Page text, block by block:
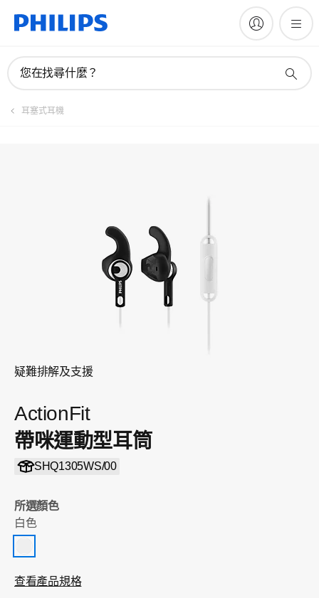
您在找尋什麼？
耳塞式耳機
疑難排解及支援
ActionFit
帶咪運動型耳筒
SHQ1305WS/00
所選顏色
白色
查看產品規格
手冊與文件